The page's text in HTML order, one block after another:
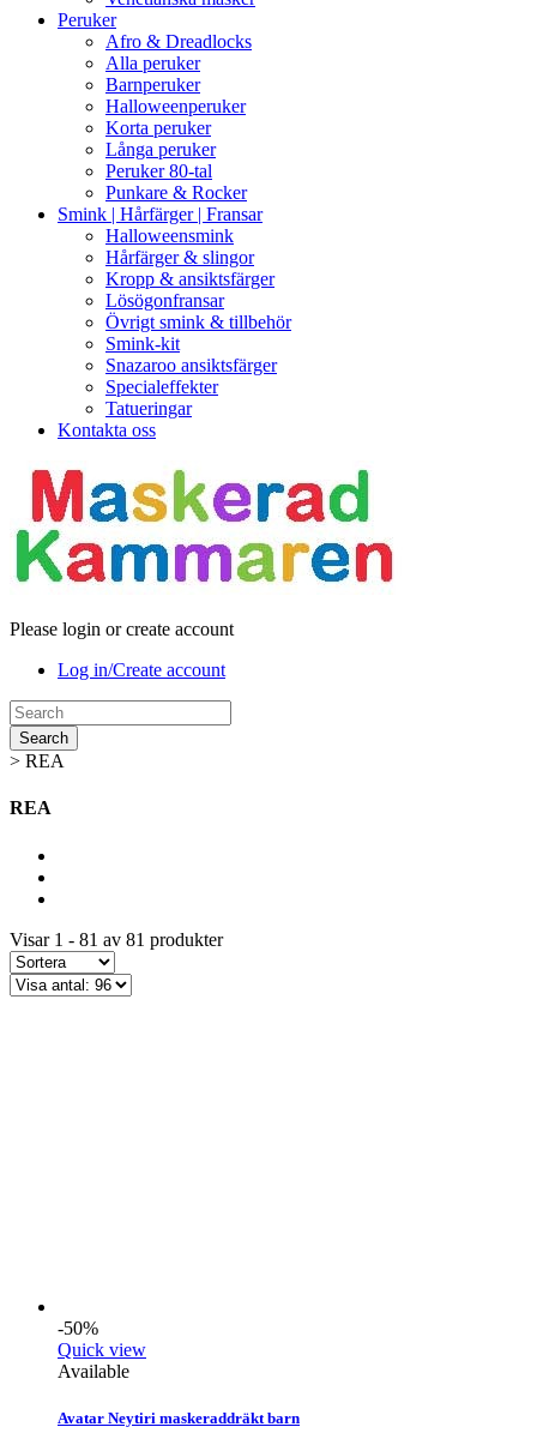
Peruker
Afro & Dreadlocks
Alla peruker
Barnperuker
Halloweenperuker
Korta peruker
Långa peruker
Peruker 80-tal
Punkare & Rocker
Smink | Hårfärger | Fransar
Halloweensmink
Hårfärger & slingor
Kropp & ansiktsfärger
Lösögonfransar
Övrigt smink & tillbehör
Smink-kit
Snazaroo ansiktsfärger
Specialeffekter
Tatueringar
Kontakta oss
Please login or create account
Log in/Create account
Search
> REA
REA
Visar 1 - 81 av 81 produkter
-50%
Quick view
Available
Avatar Neytiri maskeraddräkt barn